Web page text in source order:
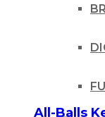
All-Balls